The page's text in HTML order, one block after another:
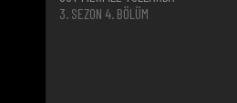
3. SEZON 4. BÖLÜM